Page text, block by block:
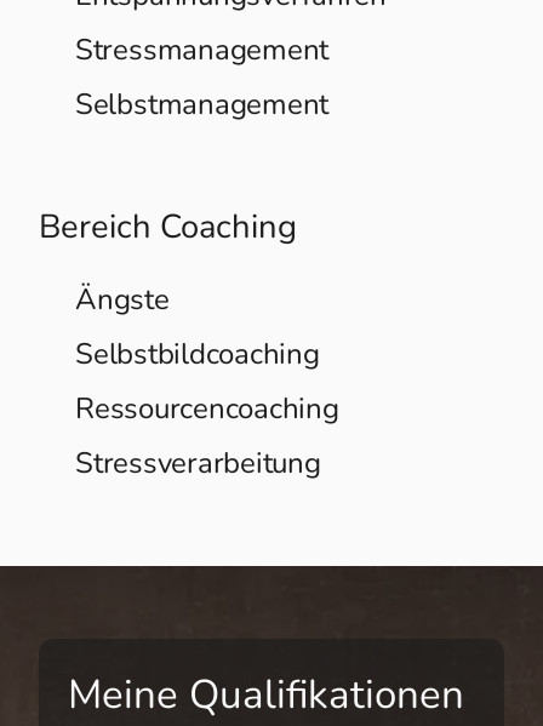
Stressmanagement
Selbstmanagement
Bereich Coaching
Ängste
Selbstbildcoaching
Ressourcencoaching
Stressverarbeitung
Meine Qualifikationen